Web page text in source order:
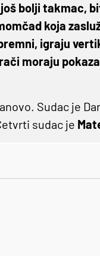
bolji takmac,
koja
igraju
moraju
Sudac je
sudac je